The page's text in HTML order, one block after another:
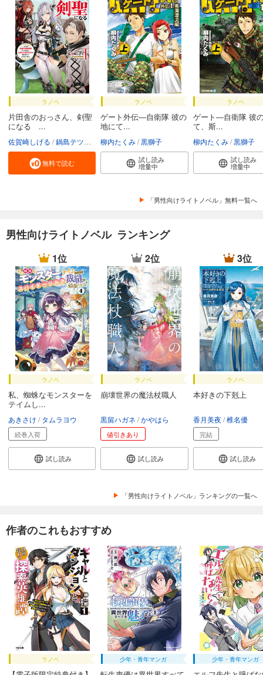
ラノベ
片田舎のおっさん、剣聖
になる ...
佐賀崎しげる 鍋島テツヒロ
無料で読む
ラノベ
ゲート外伝―自衛隊 彼の
地にて...
柳内たくみ 黒獅子
試し読み
増量中
ラノベ
ゲート―自衛隊 彼
て、斯...
柳内たくみ 黒獅子
試し読み
増量中
「男性向けライトノベル」無料一覧へ
男性向けライトノベル ランキング
1位
ラノベ
私、蜘蛛なモンスターを
テイムし...
あきさけ タムラヨウ
続巻入荷
試し読み
2位
ラノベ
崩壊世界の魔法杖職人
黒留ハガネ かやはら
値引きあり
試し読み
3位
ラノベ
本好きの下剋上
香月美夜 椎名優
完結
試し読み
「男性向けライトノベル」ランキングの一覧へ
作者のこれもおすすめ
ラノベ 少年・青年マンガ 少年・青年マンガ